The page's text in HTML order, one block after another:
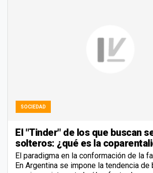
SOCIEDAD
El "Tinder" de los que buscan
solteros: ¿qué es la
El paradigma en la conformación de la
En Argentina se impone la tendencia de